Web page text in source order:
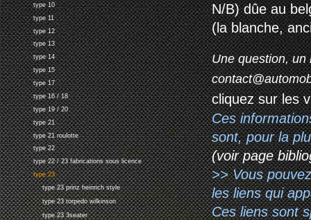
type 10
type 11
type 12
type 13
type 14
type 15
type 17
type 16 / 18
type 19 / 20
type 21
type 21 roulotte
type 22
type 22 / 23 fabrications sous licence
type 23
type 23 prinz heinrich style
type 23 torpedo wilkinson
type 23 3seater
N/B) dûe au
(la blanche,
Une question, un
cliquez sur les
Ces
sont, pour la
(voir page
>> Vous
les liens qui
Ces liens sont